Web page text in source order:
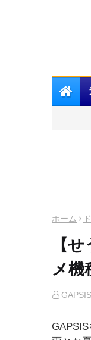
ホーム
【
メ機